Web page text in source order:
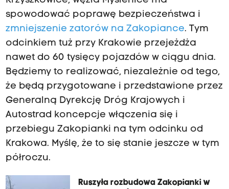
spowodować poprawę bezpieczeństwa i
zmniejszenie zatorów na Zakopiance. Tym
odcinkiem tuż przy Krakowie przejeżdża
nawet do 60 tysięcy pojazdów w ciągu dnia.
Będziemy to realizować, niezależnie od tego,
że będą przygotowane i przedstawione przez
Generalną Dyrekcję Dróg Krajowych i
Autostrad koncepcje włączenia się i
przebiegu Zakopianki na tym odcinku od
Krakowa. Myślę, że to się stanie jeszcze w tym
półroczu.
Ruszyła rozbudowa Zakopianki w